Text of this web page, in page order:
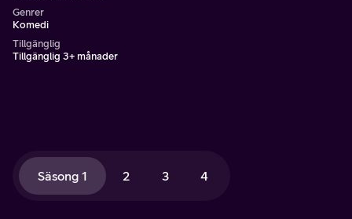
Genrer
Komedi
Tillgänglig
Tillgänglig 3+ månader
Säsong 1 2 3 4